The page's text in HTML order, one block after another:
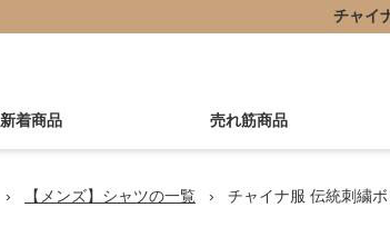
チャイ
新着商品 売れ筋商品
› 【メンズ】シャツの一覧 › チャイナ服 伝統刺繍